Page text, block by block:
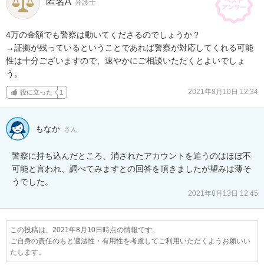
弁護士
4万の金額でも警察は動いてくださるのでしょうか？
→証拠が残っているということであれば警察が対応してくれる可能
性は十分ございますので、速やかにご相談いただくとよいでしょ
う。
役に立った 1 2021年8月10日 12:34
もなか さん
警察に持ち込んだところ、消されたアカウントを追うのはほぼ不
可能と言われ、調べてみますとの回答を頂きましたが望みは薄そ
うでした。
2021年8月13日 12:45
この投稿は、2021年8月10日時点の情報です。
ご自身の責任のもと適法性・有用性を考慮してご利用いただくようお願いい
たします。